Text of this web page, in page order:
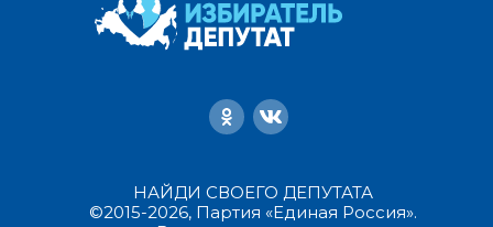
НАЙДИ СВОЕГО ДЕПУТАТА
©2015-2026, Партия «Единая Россия».